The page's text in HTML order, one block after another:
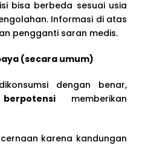
bisa berbeda sesuai usia
Informasi di atas
pengganti saran medis.
(secara umum)
dengan benar,
berpotensi memberikan
karena kandungan